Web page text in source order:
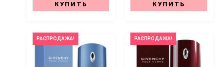
КУПИТЬ КУПИТЬ
РАСПРОДАЖА! РАСПРОДАЖА!